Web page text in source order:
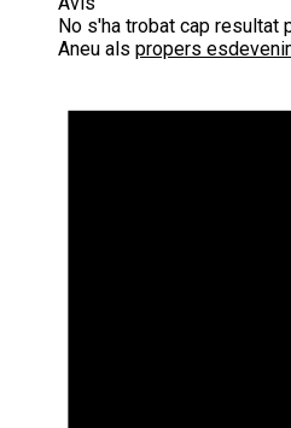
No s'ha trobat cap resultat
Aneu als propers